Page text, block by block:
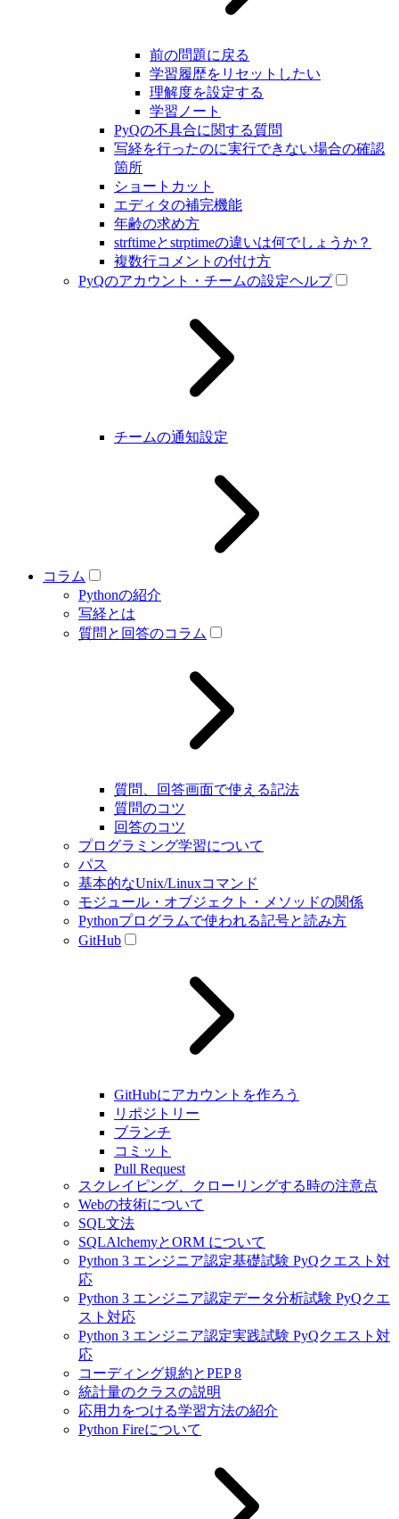
前の問題に戻る
学習履歴をリセットしたい
理解度を設定する
学習ノート
PyQの不具合に関する質問
写経を行ったのに実行できない場合の確認
箇所
ショートカット
エディタの補完機能
年齢の求め方
strftimeとstrptimeの違いは何でしょうか？
複数行コメントの付け方
PyQのアカウント・チームの設定ヘルプ
チームの通知設定
コラム
Pythonの紹介
写経とは
質問と回答のコラム
質問、回答画面で使える記法
質問のコツ
回答のコツ
プログラミング学習について
パス
基本的なUnix/Linuxコマンド
モジュール・オブジェクト・メソッドの関係
Pythonプログラムで使われる記号と読み方
GitHub
GitHubにアカウントを作ろう
リポジトリー
ブランチ
コミット
Pull Request
スクレイピング、クローリングする時の注意点
Webの技術について
SQL文法
SQLAlchemyとORM について
Python 3 エンジニア認定基礎試験 PyQクエスト対
応
Python 3 エンジニア認定データ分析試験 PyQクエ
スト対応
Python 3 エンジニア認定実践試験 PyQクエスト対
応
コーディング規約とPEP 8
統計量のクラスの説明
応用力をつける学習方法の紹介
Python Fireについて